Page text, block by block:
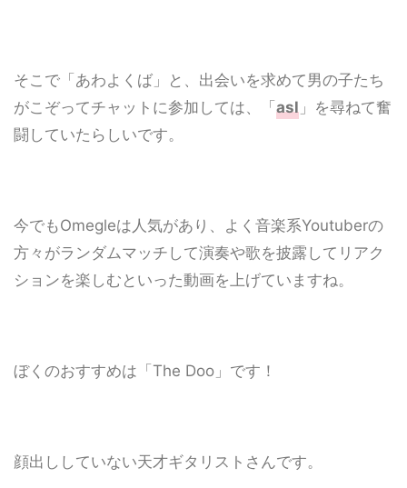
そこで「あわよくば」と、出会いを求めて男の子たち
がこぞってチャットに参加しては、「 asl 」を尋ねて奮
闘していたらしいです。
今でもOmegleは人気があり、よく音楽系Youtuberの
方々がランダムマッチして演奏や歌を披露してリアク
ションを楽しむといった動画を上げていますね。
ぼくのおすすめは「The Doo」です！
顔出ししていない天才ギタリストさんです。